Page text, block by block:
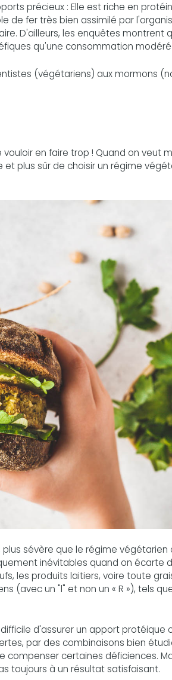
précieux : Elle est riche en
de fer très bien assimilé par
D'ailleurs, les enquêtes montrent
qu'une consommation
(végétariens) aux mormons
en faire trop ! Quand on veut
plus sûr de choisir un régime
sévère que le régime végétarien
inévitables quand on écarte
les produits laitiers, voire toute
(avec un "l" et non un « R »), tels
d'assurer un apport protéique
par des combinaisons bien
compenser certaines déficiences.
toujours à un résultat satisfaisant.